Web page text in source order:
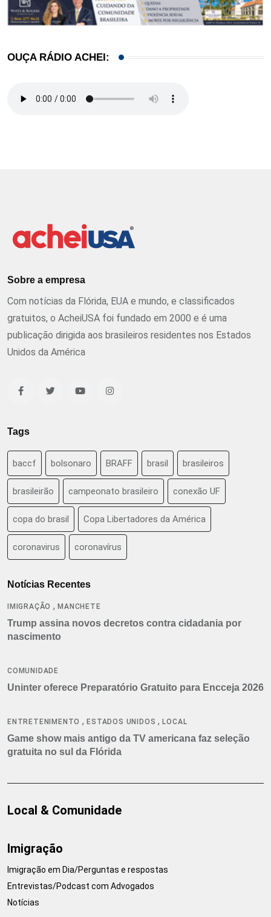
OUÇA RÁDIO ACHEI:
Sobre a empresa
Com notícias da Flórida, EUA e mundo, e classificados
gratuitos, o AcheiUSA foi fundado em 2000 e é uma
publicação dirigida aos brasileiros residentes nos Estados
Unidos da América
Tags
baccf bolsonaro BRAFF brasil brasileiros
brasileirão campeonato brasileiro conexão UF
copa do brasil Copa Libertadores da América
coronavirus coronavírus
Notícias Recentes
IMIGRAÇÃO ,MANCHETE
Trump assina novos decretos contra cidadania por
nascimento
COMUNIDADE
Uninter oferece Preparatório Gratuito para Encceja 2026
ENTRETENIMENTO ,ESTADOS UNIDOS ,LOCAL
Game show mais antigo da TV americana faz seleção
gratuita no sul da Flórida
Local & Comunidade
Imigração
Imigração em Dia/Perguntas e respostas
Entrevistas/Podcast com Advogados
Notícias